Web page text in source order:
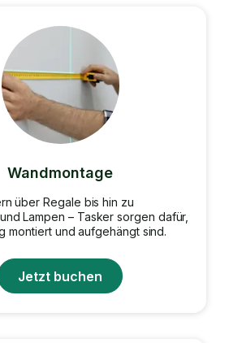
Wandmontage
über Regale bis hin zu
Lampen – Tasker sorgen dafür,
montiert und aufgehängt sind.
Jetzt buchen